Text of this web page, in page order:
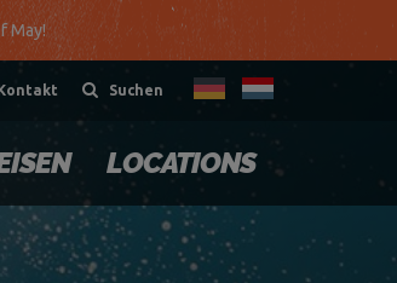
May!
Suchen
LOCATIONS